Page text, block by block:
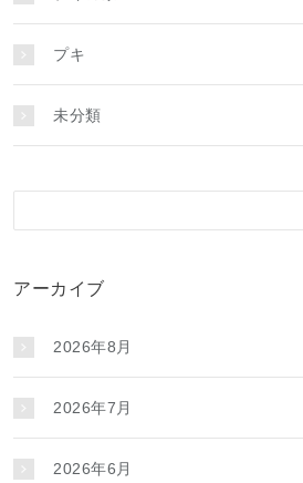
プキ
未分類
アーカイブ
2026年8月
2026年7月
2026年6月